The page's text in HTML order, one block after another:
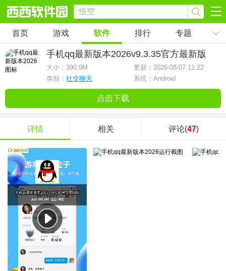
首页 游戏 软件 排行 专题
手机qq最新版本2026v9.3.35官方最新版
大小： 390.9M
更新：2026-08-07 11:22
类别： 社交聊天 系统：Android
点击下载
详情 相关 评论(47)